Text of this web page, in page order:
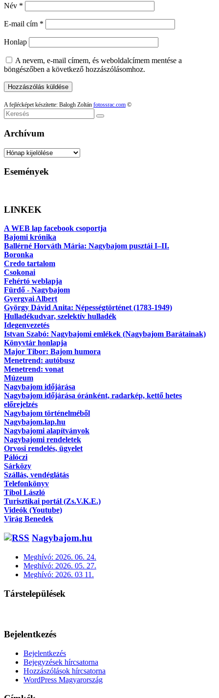
Név *
E-mail cím *
Honlap
A nevem, e-mail címem, és weboldalcímem mentése a
böngészőben a következő hozzászólásomhoz.
A fejlécképet készítette: Balogh Zoltán fotossrac.com ©
Keresés
Archívum
Archívum
Események
LINKEK
A WEB lap facebook csoportja
Bajomi krónika
Ballérné Horváth Mária: Nagybajom pusztái I–II.
Boronka
Credo tartalom
Csokonai
Fehértó weblapja
Fürdő - Nagybajom
Gyergyai Albert
György Dávid Anita: Népességtörténet (1783-1949)
Hulladékudvar, szelektív hulladék
Idegenvezetés
Istvan Szabó: Nagybajomi emlékek (Nagybajom Barátainak)
Könyvtár honlapja
Major Tibor: Bajom humora
Menetrend: autóbusz
Menetrend: vonat
Múzeum
Nagybajom időjárása
Nagybajom időjárása óránként, radarkép, kettő hetes
előrejelzés
Nagybajom történelméből
Nagybajom.lap.hu
Nagybajomi alapítványok
Nagybajomi rendeletek
Orvosi rendelés, ügyelet
Pálóczi
Sárközy
Szállás, vendéglátás
Telefonkönyv
Tibol László
Turisztikai portál (Zs.V.K.E.)
Videók (Youtube)
Virág Benedek
Nagybajom.hu
Meghívó: 2026. 06. 24.
Meghívó: 2026. 05. 27.
Meghívó: 2026. 03 11.
Társtelepülések
Bejelentkezés
Bejelentkezés
Bejegyzések hírcsatorna
Hozzászólások hírcsatorna
WordPress Magyarország